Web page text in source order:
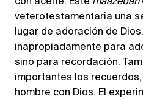
con aceite. Este maazebah
veterotestamentaria una
lugar de adoración de
inapropiadamente para
sino para recordación.
importantes los
hombre con Dios. El